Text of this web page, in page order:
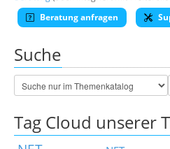
Beratung anfragen
Suche
Tag Cloud unserer